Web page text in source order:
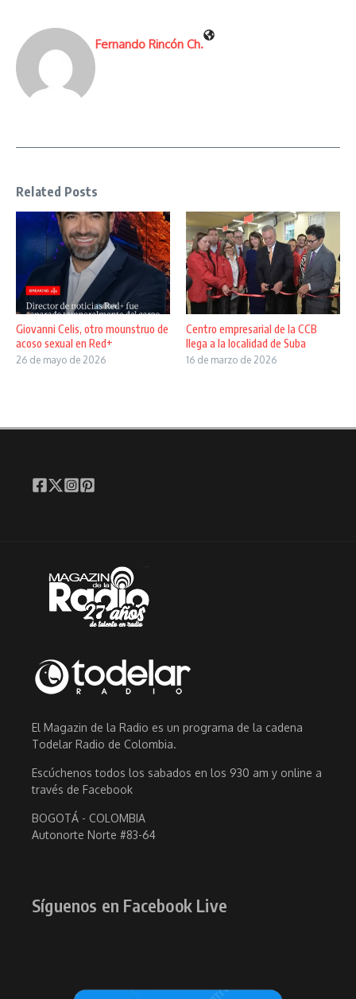
Fernando Rincón Ch.
Related Posts
Giovanni Celis, otro mounstruo de
acoso sexual en Red+
26 de mayo de 2026
Centro empresarial de la CCB
llega a la localidad de Suba
16 de marzo de 2026
El Magazin de la Radio es un programa de la cadena
Todelar Radio de Colombia.
Escúchenos todos los sabados en los 930 am y online a
través de Facebook
BOGOTÁ - COLOMBIA
Autonorte Norte #83-64
Síguenos en Facebook Live